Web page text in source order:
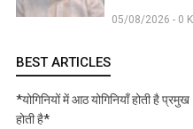
05/08/2026 - 0
BEST ARTICLES
*योगिनियों में आठ योगिनियाँ होती है
होती है*